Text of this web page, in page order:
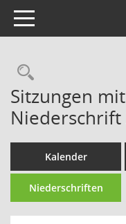
Toggle navigation
Sitzungen
Niederschrift
Kalender
Niederschriften